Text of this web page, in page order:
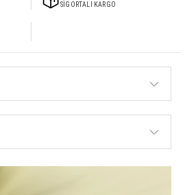
SİGORTALI KARGO